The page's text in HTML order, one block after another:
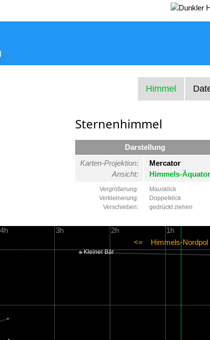
Himmel
Sternenhimmel
Darstellung
Karten-Projektion:
Ansicht:
Mercator
Himmels-Äquator
Vergrößerung:
Verkleinerung:
Verschieben:
Mausklick
Doppelklick
gedrückt ziehen